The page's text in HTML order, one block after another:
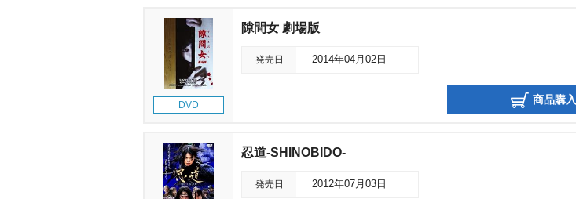
DVD
隙間女 劇場版
発売日 2014年04月02日
商品購入
忍道-SHINOBIDO-
発売日 2012年07月03日